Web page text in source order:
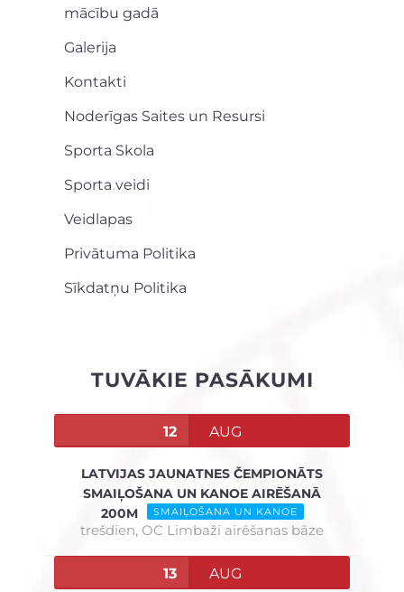
mācību gadā
Galerija
Kontakti
Noderīgas Saites un Resursi
Sporta Skola
Sporta veidi
Veidlapas
Privātuma Politika
Sīkdatņu Politika
TUVĀKIE PASĀKUMI
12 AUG
LATVIJAS JAUNATNES ČEMPIONĀTS
SMAIĻOŠANA UN KANOE AIRĒŠANĀ
200M
SMAIĻOŠANA UN KANOE
trešdien, OC Limbaži airēšanas bāze
13 AUG